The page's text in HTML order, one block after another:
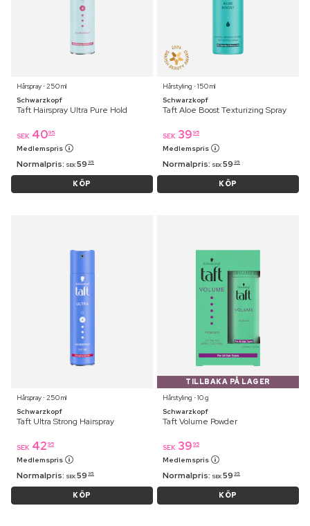
Hårspray ⋅ 250 ml
Schwarzkopf
Taft Hairspray Ultra Pure Hold
SEK 4095
Medlemspris
Normalpris: SEK 59 95
KÖP
Hårstyling ⋅ 150 ml
Schwarzkopf
Taft Aloe Boost Texturizing Spray
SEK 39 95
Medlemspris
Normalpris: SEK 59 95
KÖP
Hårspray ⋅ 250 ml
Schwarzkopf
Taft Ultra Strong Hairspray
SEK 42 95
Medlemspris
Normalpris: SEK 59 95
KÖP
TILLBAKA PÅ LAGER
Hårstyling ⋅ 10 g
Schwarzkopf
Taft Volume Powder
SEK 39 95
Medlemspris
Normalpris: SEK 59 95
KÖP